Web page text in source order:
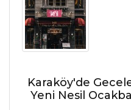
Karaköy'de
Yeni Nesil